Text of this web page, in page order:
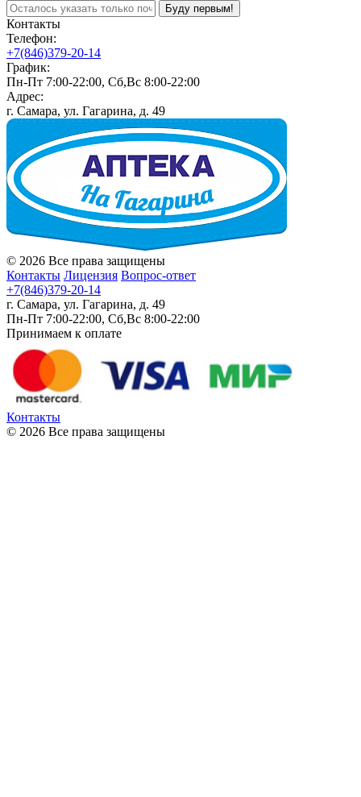
Буду первым!
Контакты
Телефон:
+7(846)379-20-14
График:
Пн-Пт 7:00-22:00, Сб,Вс 8:00-22:00
Адрес:
г. Самара, ул. Гагарина, д. 49
© 2026 Все права защищены
Контакты Лицензия Вопрос-ответ
+7(846)379-20-14
г. Самара, ул. Гагарина, д. 49
Пн-Пт 7:00-22:00, Сб,Вс 8:00-22:00
Принимаем к оплате
Контакты
© 2026 Все права защищены